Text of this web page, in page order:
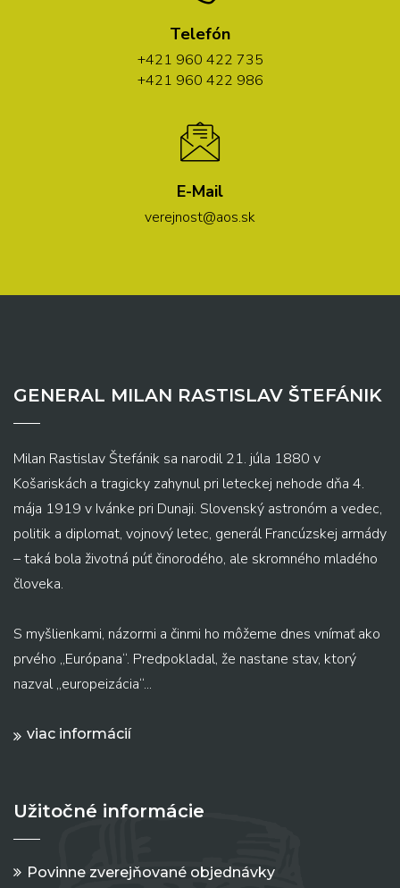
Telefón
+421 960 422 735
+421 960 422 986
E-Mail
verejnost@aos.sk
GENERAL MILAN RASTISLAV ŠTEFÁNIK
Milan Rastislav Štefánik sa narodil 21. júla 1880 v
Košariskách a tragicky zahynul pri leteckej nehode dňa 4.
mája 1919 v Ivánke pri Dunaji. Slovenský astronóm a vedec,
politik a diplomat, vojnový letec, generál Francúzskej armády
– taká bola životná púť činorodého, ale skromného mladého
človeka.
S myšlienkami, názormi a činmi ho môžeme dnes vnímať ako
prvého „Európana“. Predpokladal, že nastane stav, ktorý
nazval „europeizácia“...
viac informácií
Užitočné informácie
Povinne zverejňované objednávky